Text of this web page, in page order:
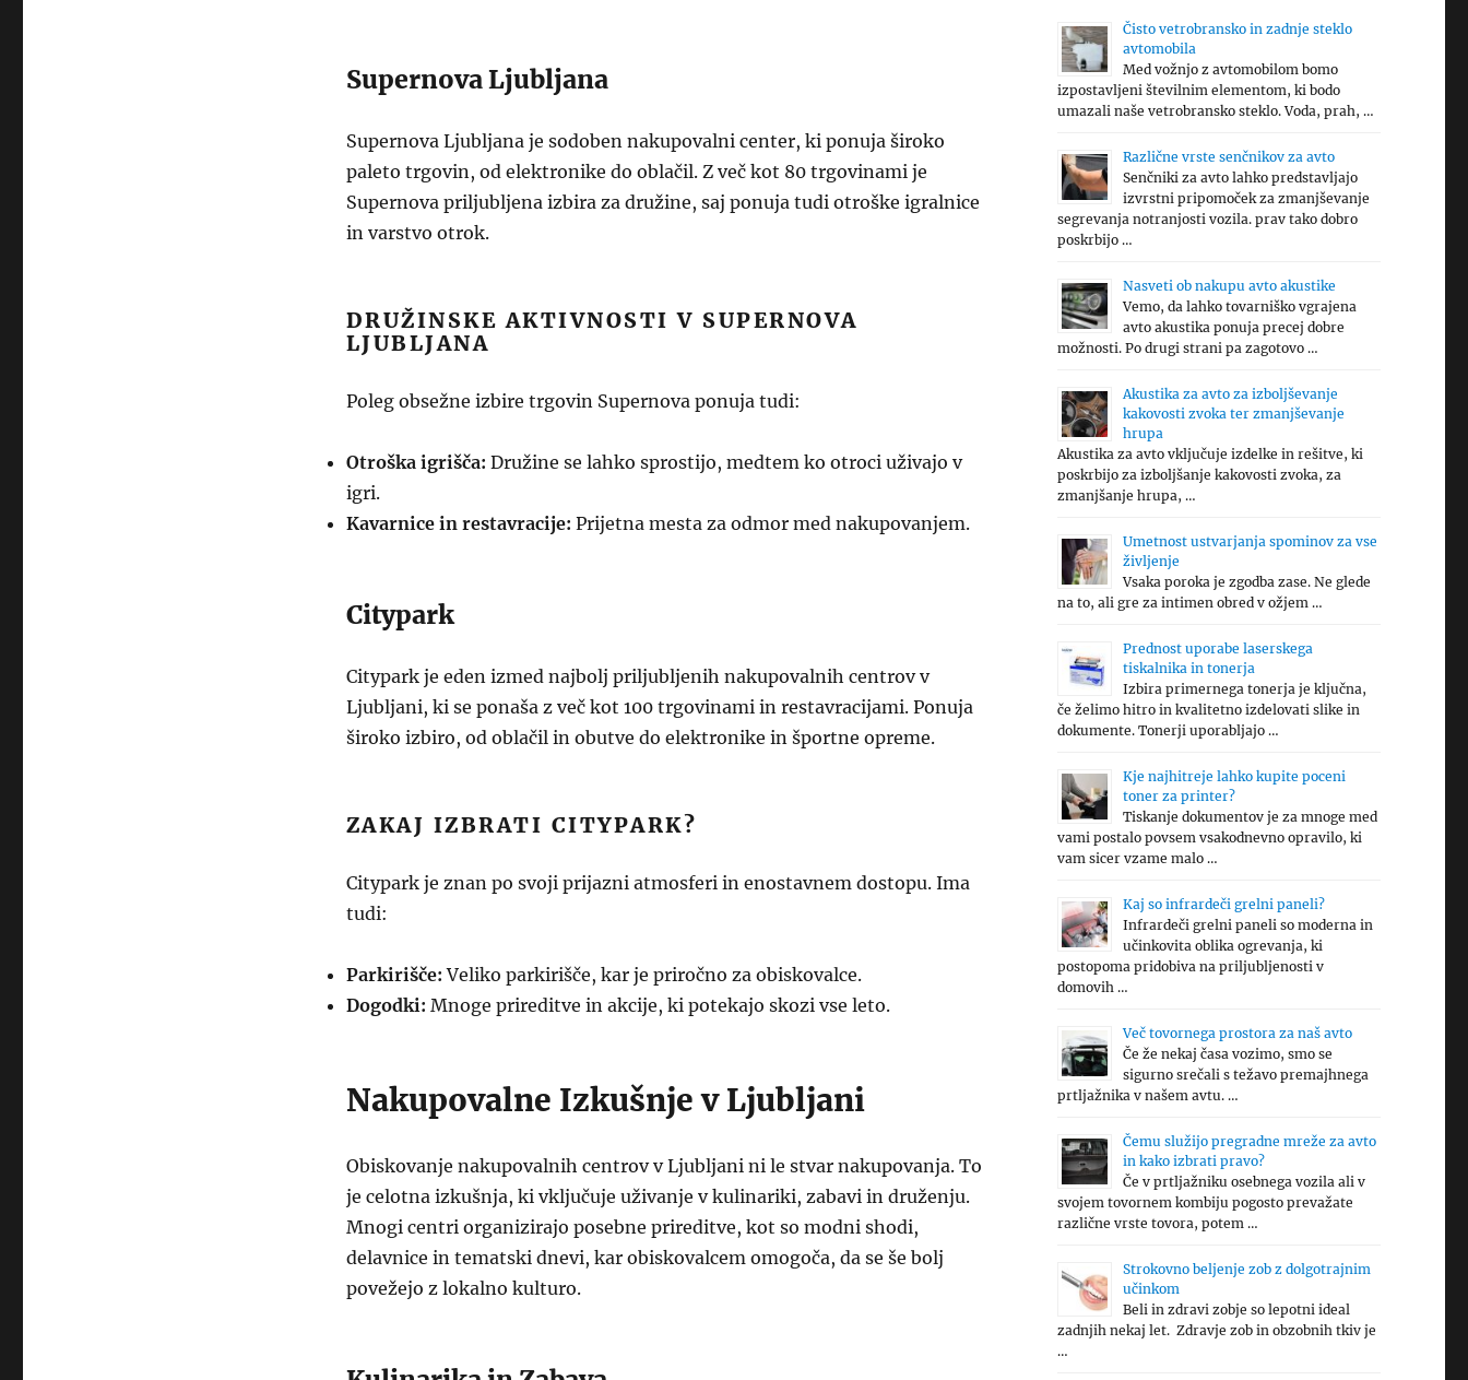
Supernova Ljubljana
Supernova Ljubljana je sodoben nakupovalni center, ki ponuja široko
paleto trgovin, od elektronike do oblačil. Z več kot 80 trgovinami je
Supernova priljubljena izbira za družine, saj ponuja tudi otroške igralnice
in varstvo otrok.
DRUŽINSKE AKTIVNOSTI V SUPERNOVA
LJUBLJANA
Poleg obsežne izbire trgovin Supernova ponuja tudi:
Otroška igrišča: Družine se lahko sprostijo, medtem ko otroci uživajo v
igri.
Kavarnice in restavracije: Prijetna mesta za odmor med nakupovanjem.
Citypark
Citypark je eden izmed najbolj priljubljenih nakupovalnih centrov v
Ljubljani, ki se ponaša z več kot 100 trgovinami in restavracijami. Ponuja
široko izbiro, od oblačil in obutve do elektronike in športne opreme.
ZAKAJ IZBRATI CITYPARK?
Citypark je znan po svoji prijazni atmosferi in enostavnem dostopu. Ima
tudi:
Parkirišče: Veliko parkirišče, kar je priročno za obiskovalce.
Dogodki: Mnoge prireditve in akcije, ki potekajo skozi vse leto.
Nakupovalne Izkušnje v Ljubljani
Obiskovanje nakupovalnih centrov v Ljubljani ni le stvar nakupovanja. To
je celotna izkušnja, ki vključuje uživanje v kulinariki, zabavi in druženju.
Mnogi centri organizirajo posebne prireditve, kot so modni shodi,
delavnice in tematski dnevi, kar obiskovalcem omogoča, da se še bolj
povežejo z lokalno kulturo.
Čisto vetrobransko in zadnje steklo
avtomobila
Med vožnjo z avtomobilom bomo
izpostavljeni številnim elementom, ki bodo
umazali naše vetrobransko steklo. Voda, prah, …
Različne vrste senčnikov za avto
Senčniki za avto lahko predstavljajo
izvrstni pripomoček za zmanjševanje
segrevanja notranjosti vozila. prav tako dobro
poskrbijo …
Nasveti ob nakupu avto akustike
Vemo, da lahko tovarniško vgrajena
avto akustika ponuja precej dobre
možnosti. Po drugi strani pa zagotovo …
Akustika za avto za izboljševanje
kakovosti zvoka ter zmanjševanje
hrupa
Akustika za avto vključuje izdelke in rešitve, ki
poskrbijo za izboljšanje kakovosti zvoka, za
zmanjšanje hrupa, …
Umetnost ustvarjanja spominov za vse
življenje
Vsaka poroka je zgodba zase. Ne glede
na to, ali gre za intimen obred v ožjem …
Prednost uporabe laserskega
tiskalnika in tonerja
Izbira primernega tonerja je ključna,
če želimo hitro in kvalitetno izdelovati slike in
dokumente. Tonerji uporabljajo …
Kje najhitreje lahko kupite poceni
toner za printer?
Tiskanje dokumentov je za mnoge med
vami postalo povsem vsakodnevno opravilo, ki
vam sicer vzame malo …
Kaj so infrardeči grelni paneli?
Infrardeči grelni paneli so moderna in
učinkovita oblika ogrevanja, ki
postopoma pridobiva na priljubljenosti v
domovih …
Več tovornega prostora za naš avto
Če že nekaj časa vozimo, smo se
sigurno srečali s težavo premajhnega
prtljažnika v našem avtu. …
Čemu služijo pregradne mreže za avto
in kako izbrati pravo?
Če v prtljažniku osebnega vozila ali v
svojem tovornem kombiju pogosto prevažate
različne vrste tovora, potem …
Strokovno beljenje zob z dolgotrajnim
učinkom
Beli in zdravi zobje so lepotni ideal
zadnjih nekaj let. Zdravje zob in obzobnih tkiv je
…